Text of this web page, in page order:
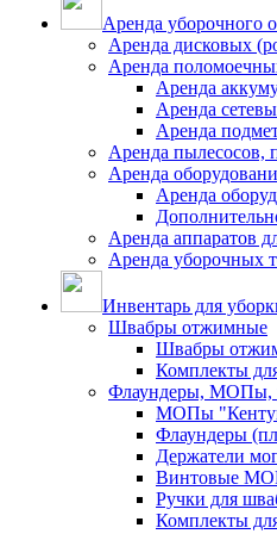
Аренда уборочного
Аренда дисковых
Аренда
Аренда
Аренда
Аренда
Аренда пылесосов,
Аренда
Аренда
Аренда аппаратов
Аренда уборочных
Инвентарь для
Швабры отжимные
Швабры
Комплекты
Флаундеры, МОПы,
МОПы
Флаундеры
Держатели
Винтовые
Ручки для
Комплекты